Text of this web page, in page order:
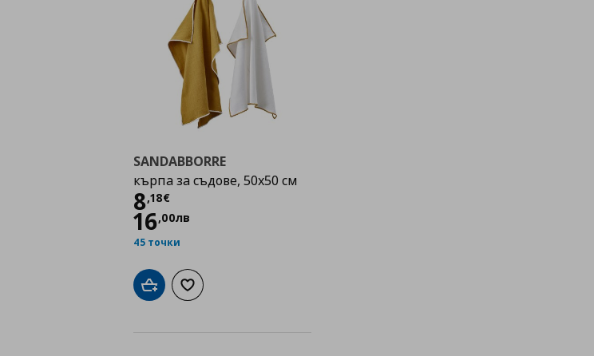
SANDABBORRE
кърпа за съдове, 50x50 см
8,18€
Цена
16,00лв
45 точки
Добави в кошницата
Добави към списъка с любими